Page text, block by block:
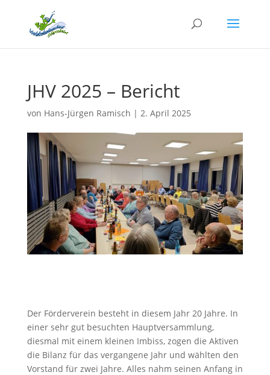
JHV 2025 – Bericht
von Hans-Jürgen Ramisch | 2. April 2025
Der Förderverein besteht in diesem Jahr 20 Jahre. In
einer sehr gut besuchten Hauptversammlung,
diesmal mit einem kleinen Imbiss, zogen die Aktiven
die Bilanz für das vergangene Jahr und wählten den
Vorstand für zwei Jahre. Alles nahm seinen Anfang in